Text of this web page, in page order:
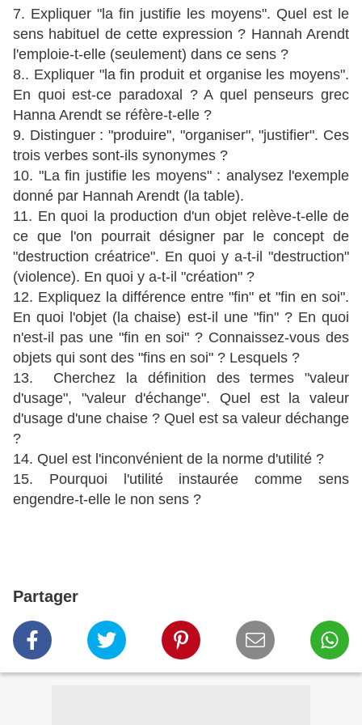
7. Expliquer "la fin justifie les moyens". Quel est le
sens habituel de cette expression ? Hannah Arendt
l'emploie-t-elle (seulement) dans ce sens ?
8.. Expliquer "la fin produit et organise les moyens".
En quoi est-ce paradoxal ? A quel penseurs grec
Hanna Arendt se réfère-t-elle ?
9. Distinguer : "produire", "organiser", "justifier". Ces
trois verbes sont-ils synonymes ?
10. "La fin justifie les moyens" : analysez l'exemple
donné par Hannah Arendt (la table).
11. En quoi la production d'un objet relève-t-elle de
ce que l'on pourrait désigner par le concept de
"destruction créatrice". En quoi y a-t-il "destruction"
(violence). En quoi y a-t-il "création" ?
12. Expliquez la différence entre "fin" et "fin en soi".
En quoi l'objet (la chaise) est-il une "fin" ? En quoi
n'est-il pas une "fin en soi" ? Connaissez-vous des
objets qui sont des "fins en soi" ? Lesquels ?
13. Cherchez la définition des termes "valeur
d'usage", "valeur d'échange". Quel est la valeur
d'usage d'une chaise ? Quel est sa valeur déchange
?
14. Quel est l'inconvénient de la norme d'utilité ?
15. Pourquoi l'utilité instaurée comme sens
engendre-t-elle le non sens ?
Partager